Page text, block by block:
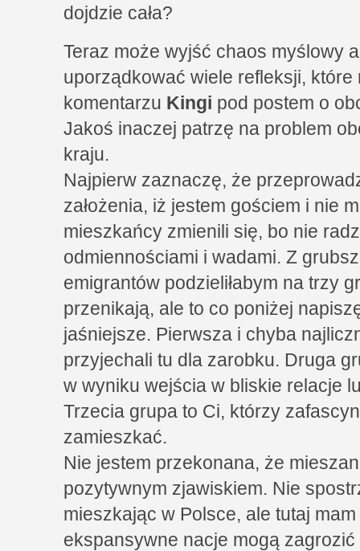
dojdzie cała?
Teraz może wyjść chaos myślowy
uporządkować wiele refleksji, które
komentarzu Kingi pod postem o
Jakoś inaczej patrzę na problem
kraju.
Najpierw zaznaczę, że
założenia, iż jestem gościem i nie
mieszkańcy zmienili się, bo nie
odmiennościami i wadami. Z
emigrantów podzieliłabym na trzy
przenikają, ale to co poniżej
jaśniejsze. Pierwsza i chyba
przyjechali tu dla zarobku. Druga
w wyniku wejścia w bliskie relacje
Trzecia grupa to Ci, którzy
zamieszkać.
Nie jestem przekonana, że
pozytywnym zjawiskiem. Nie
mieszkając w Polsce, ale tutaj
ekspansywne nacje mogą